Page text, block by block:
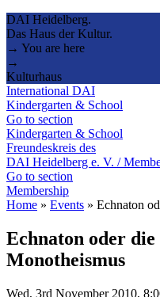
DAI Heidelberg.
Das Haus der Kultur.
→ You are here
→
Kulturhaus
International DAI
Kindergarten & School
Go to section
Kindergarten & School
Freundeskreis des
DAI Heidelberg e. V. /
Go to section
Membership
Home » Events » Echnaton
Echnaton oder
Monotheismus
Wed, 3rd November 2010,